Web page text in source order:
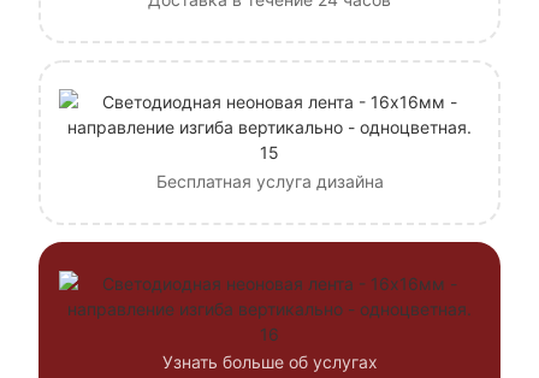
Бесплатная услуга дизайна
Узнать больше об услугах